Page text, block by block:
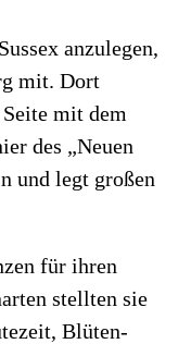
anzulegen,
mit. Dort
mit dem
des „Neuen
und legt großen
für ihren
stellten sie
Blüten-